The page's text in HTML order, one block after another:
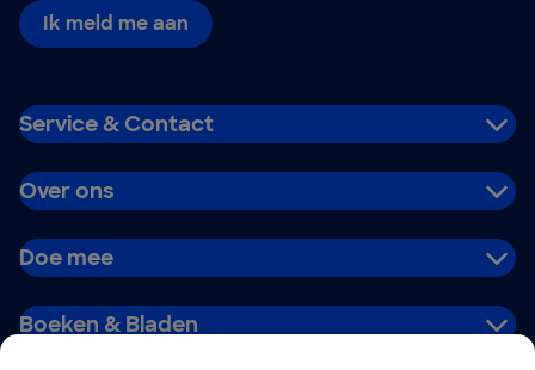
Ik meld me aan
Service & Contact
Over ons
Doe mee
Boeken & Bladen